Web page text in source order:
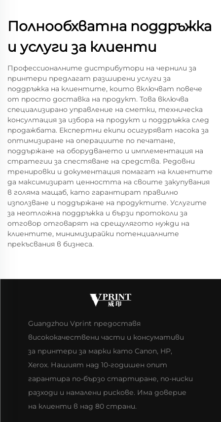
Полнообхватна поддръжка
и услуги за клиенти
Профессионалните дистрибутори на чернили за
принтери предлагат разширени услуги за
поддръжка на клиентите, които включват повече
от просто доставка на продукт. Това включва
специализирано управление на сметки, техническа
консултация за избора на продукт и поддръжка след
продажбата. Експертни екипи осигуряват насока за
оптимизиране на операциите по печатане,
поддържане на оборудването и имплементация на
стратегии за спестяване на средства. Редовни
тренировки и документация помагат на клиентите
да максимизират ценността на своите закупувания
в голяма мащаб, като гарантират правилно
използване и поддържане на продуктите. Услугите
за неотложна поддръжка и бързи протоколи за
отговор отговарят на срещулягото нужди на
клиентите, минимизирайки потенциалните
прекъсвания в бизнеса.
Guangzhou Vprint предоставя
висококачествени части и консумативи
за принтери за марки като Canon, HP,
Xerox. Нашият над 10-годишен опит
гарантира по-бързо стартиране, по-ниски
разходи и намалени рискове. Има доверие
на клиенти в над 80 страни.